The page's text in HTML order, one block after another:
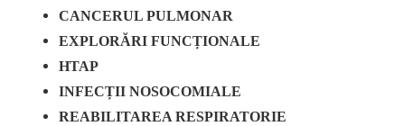
CANCERUL PULMONAR
EXPLORĂRI FUNCȚIONALE
HTAP
INFECȚII NOSOCOMIALE
REABILITAREA RESPIRATORIE